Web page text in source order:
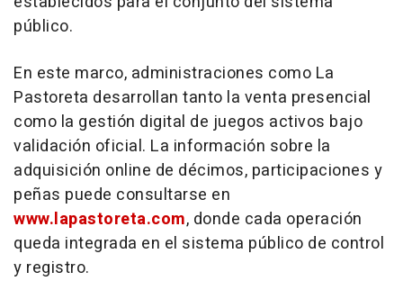
público.
En este marco, administraciones como La
Pastoreta desarrollan tanto la venta presencial
como la gestión digital de juegos activos bajo
validación oficial. La información sobre la
adquisición online de décimos, participaciones y
peñas puede consultarse en
www.lapastoreta.com, donde cada operación
queda integrada en el sistema público de control
y registro.